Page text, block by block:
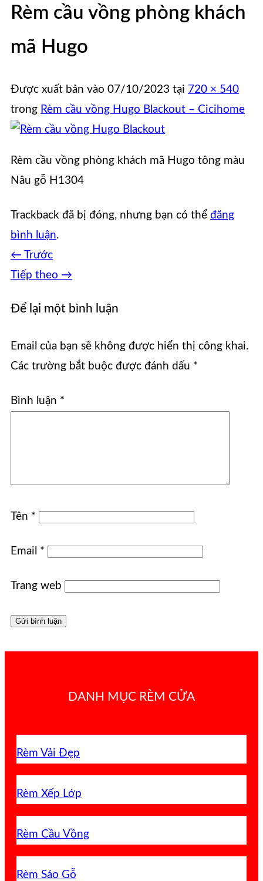
Rèm cầu vồng phòng khách
mã Hugo
Được xuất bản vào 07/10/2023 tại 720 × 540
trong Rèm cầu vồng Hugo Blackout – Cicihome
Rèm cầu vồng phòng khách mã Hugo tông màu
Nâu gỗ H1304
Trackback đã bị đóng, nhưng bạn có thể đăng
bình luận.
← Trước
Tiếp theo →
Để lại một bình luận
Email của bạn sẽ không được hiển thị công khai.
Các trường bắt buộc được đánh dấu *
Bình luận *
Tên *
Email *
Trang web
DANH MỤC RÈM CỬA
Rèm Vải Đẹp
Rèm Xếp Lớp
Rèm Cầu Vồng
Rèm Sáo Gỗ